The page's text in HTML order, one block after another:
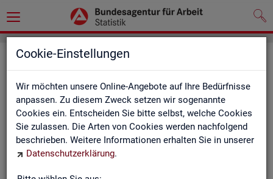
Cookie-Einstellungen
Wir möchten unsere Online-Angebote auf Ihre Bedürfnisse
anpassen. Zu diesem Zweck setzen wir sogenannte
Cookies ein. Entscheiden Sie bitte selbst, welche Cookies
Sie zulassen. Die Arten von Cookies werden nachfolgend
beschrieben. Weitere Informationen erhalten Sie in unserer
Datenschutzerklärung.
Seite emp­feh­len
Fel­der mit einem * sind Pflicht­fel­der und müs­sen aus­ge­füllt
wer­den
Ihre An­ga­ben
Empfänger*